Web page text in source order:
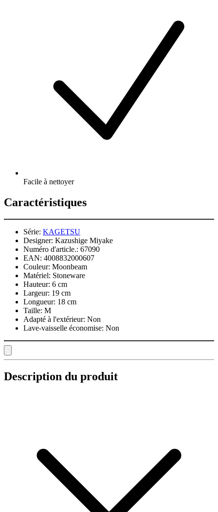
Facile à nettoyer
Caractéristiques
Série: KAGETSU
Designer: Kazushige Miyake
Numéro d'article.: 67090
EAN: 4008832000607
Couleur: Moonbeam
Matériel: Stoneware
Hauteur: 6 cm
Largeur: 19 cm
Longueur: 18 cm
Taille: M
Adapté à l'extérieur: Non
Lave-vaisselle économise: Non
Description du produit